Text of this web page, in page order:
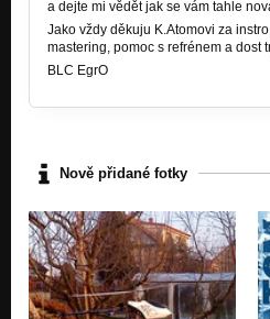
a dejte mi vědět jak se vám tahle
Jako vždy děkuju K.Atomovi za
mastering, pomoc s refrénem a dost
BLC EgrO
Nově přidané fotky